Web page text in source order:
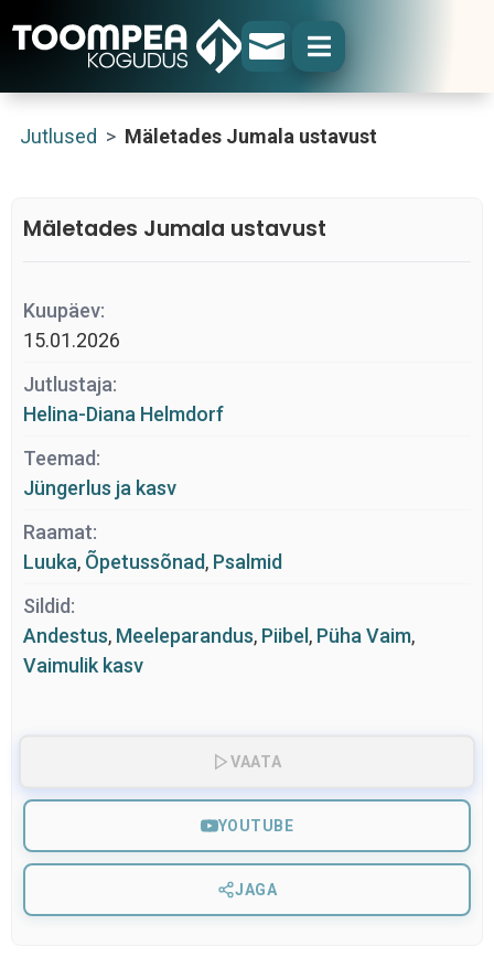
 
Jutlused > Mäletades Jumala ustavust
Mäletades Jumala ustavust
Kuupäev:
15.01.2026
Jutlustaja:
Helina-Diana Helmdorf
Teemad:
Jüngerlus ja kasv
Raamat:
Luuka, Õpetussõnad, Psalmid
Sildid:
Andestus, Meeleparandus, Piibel , Püha Vaim,
Vaimulik kasv
VAATA
YOUTUBE
JAGA